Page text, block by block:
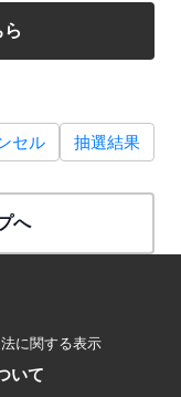
セル 抽選結果
へ
に関する表示
いて